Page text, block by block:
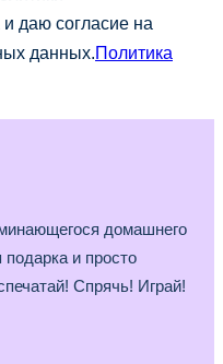
даю согласие на
данных. Политика
домашнего
подарка и просто
Спрячь! Играй!